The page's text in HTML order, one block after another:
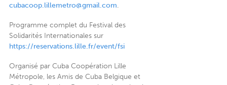
cubacoop.lillemetro@gmail.com.
Programme complet du Festival des
Solidarités Internationales sur
https://reservations.lille.fr/event/fsi
Organisé par Cuba Coopération Lille
Métropole, les Amis de Cuba Belgique et